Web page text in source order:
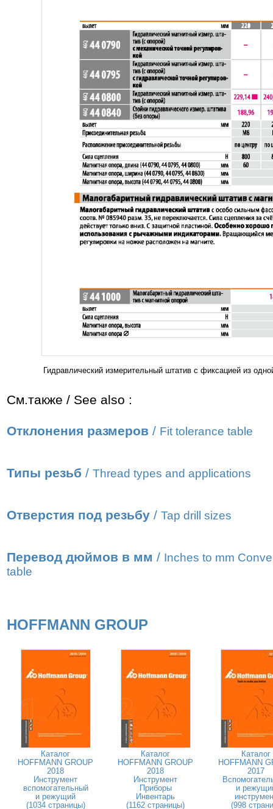
Гидравлический измерительный штатив с фиксацией из
См.также / See also :
Отклонения размеров / Fit tolerance table
Типы резьб / Thread types and applications
Отверстия под резьбу / Tap drill sizes
Перевод дюймов в мм / Inches to mm
table
HOFFMANN GROUP
Каталог
HOFFMANN GROUP
2018
Инструмент
вспомогательный
и режущий
(1034 страницы)
Каталог
HOFFMANN GROUP
2018
Инструмент
Приборы
Инвентарь
(1162 страницы)
Каталог
HOFFMANN
2017
и
(998